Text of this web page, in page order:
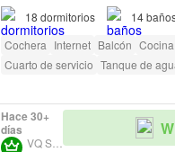
18 dormitorios 14
Cochera Internet Balcón
Cuarto de servicio Tanque de
Hace 30+
días
VQ SAC